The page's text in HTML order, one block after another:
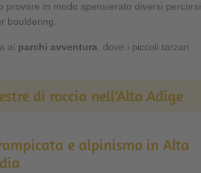
provare in modo spensierato diversi percorsi
bouldering.
ai parchi avventura , dove i piccoli tarzan
di roccia nell'Alto Adige
e alpinismo in Alta